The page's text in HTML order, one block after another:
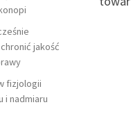
jakość
fizjologii
i nadmiaru